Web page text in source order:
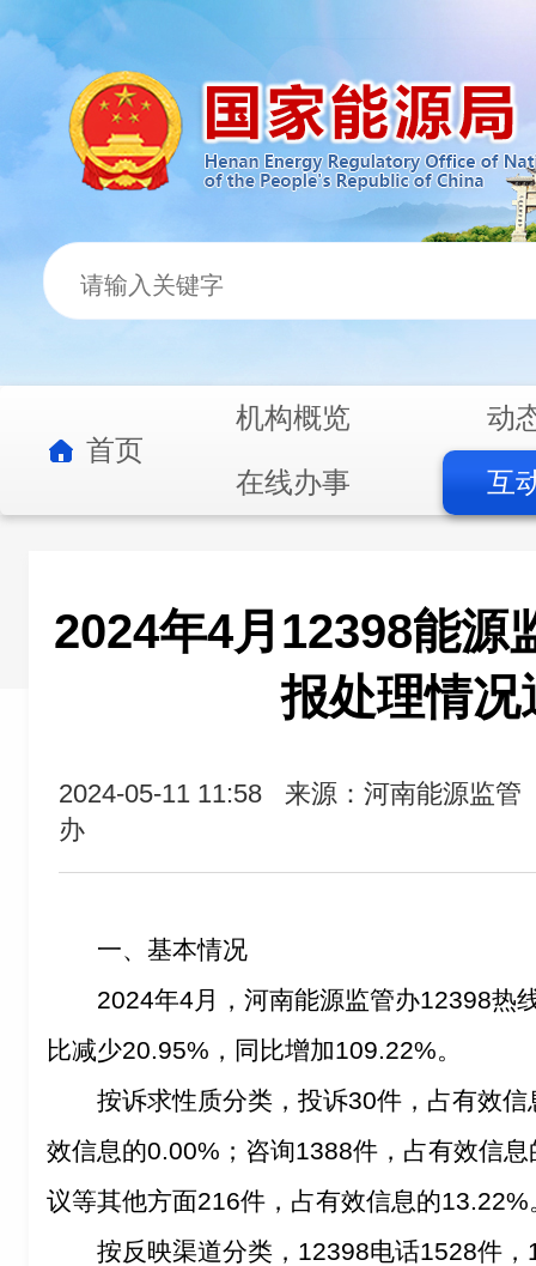
首页
机构概览
动
在线办事
互
2024年4月12398能源
报处理情况
2024-05-11 11:58
来源：河南能源监管
办
一、基本情况
2024年4月，河南能源监管办12398热
比减少20.95%，同比增加109.22%。
按诉求性质分类，投诉30件，占有效
效信息的0.00%；咨询1388件，占有效信
议等其他方面216件，占有效信息的13.22%
按反映渠道分类，12398电话1528件